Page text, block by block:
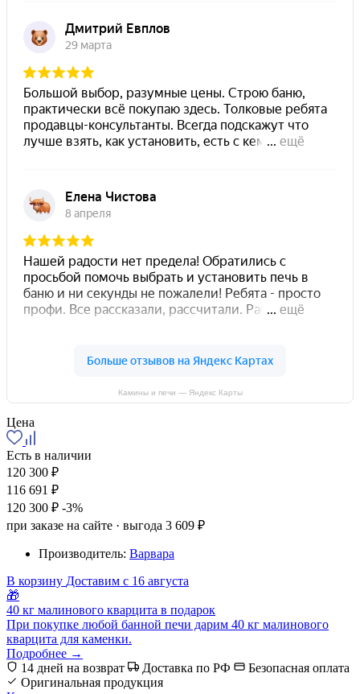
Камины и печи — Яндекс Карты
Цена
Есть в наличии
120 300 ₽
116 691 ₽
120 300 ₽ -3%
при заказе на сайте · выгода 3 609 ₽
Производитель: Варвара
В корзину Доставим с 16 августа
🎁
40 кг малинового кварцита в подарок
При покупке любой банной печи дарим 40 кг малинового
кварцита для каменки.
Подробнее →
14 дней на возврат
Доставка по РФ
Безопасная оплата
Оригинальная продукция